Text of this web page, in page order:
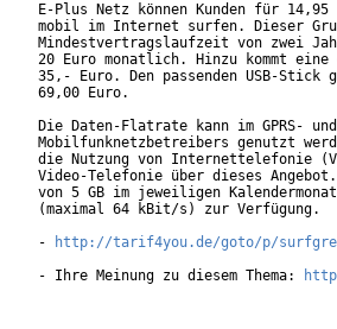
E-Plus Netz können Kunden für
mobil im Internet surfen. Dieser
Mindestvertragslaufzeit von zwei
20 Euro monatlich. Hinzu kommt eine
35,- Euro. Den passenden USB-
69,00 Euro.
Die Daten-Flatrate kann im GPRS-
Mobilfunknetzbetreibers genutzt
die Nutzung von Internettelefonie
Video-Telefonie über dieses Angebot.
von 5 GB im jeweiligen
(maximal 64 kBit/s) zur Verfügung.
-
http://tarif4you.de/goto/p/
- Ihre Meinung zu diesem Thema: